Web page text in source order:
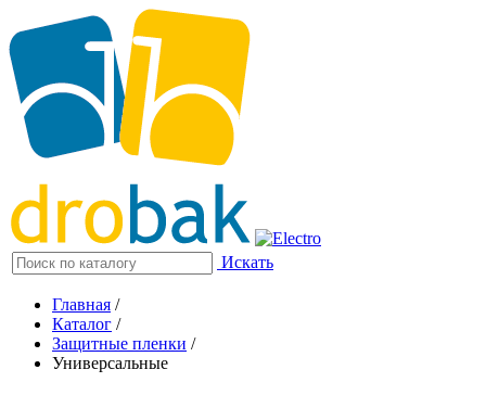
Искать
Главная /
Каталог /
Защитные пленки /
Универсальные